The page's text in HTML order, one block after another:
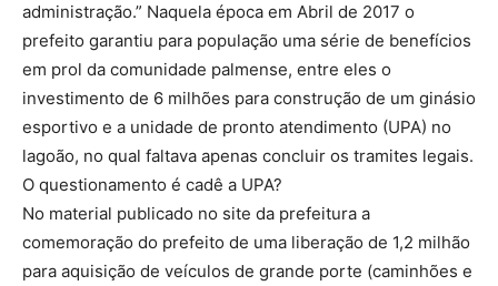
administração.” Naquela época em Abril de 2017 o
prefeito garantiu para população uma série de benefícios
em prol da comunidade palmense, entre eles o
investimento de 6 milhões para construção de um ginásio
esportivo e a unidade de pronto atendimento (UPA) no
lagoão, no qual faltava apenas concluir os tramites legais.
O questionamento é cadê a UPA?
No material publicado no site da prefeitura a
comemoração do prefeito de uma liberação de 1,2 milhão
para aquisição de veículos de grande porte (caminhões e